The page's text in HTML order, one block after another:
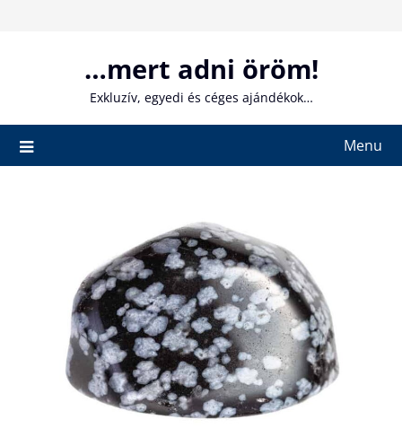
…mert adni öröm!
Exkluzív, egyedi és céges ajándékok…
Menu